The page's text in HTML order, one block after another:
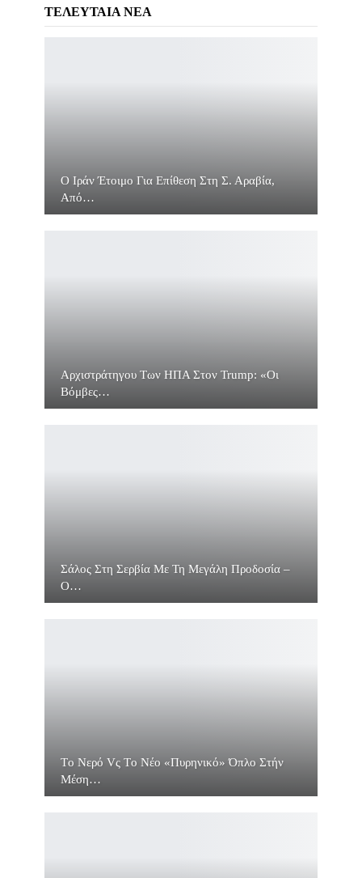
ΤΕΛΕΥΤΑΙΑ ΝΕΑ
O Ιράν Έτοιμο Για Επίθεση Στη Σ. Αραβία,
Από…
Αρχιστράτηγου Των ΗΠΑ Στον Trump: «Οι
Βόμβες…
Σάλος Στη Σερβία Με Τη Μεγάλη Προδοσία –
O…
Τo Νερό Vς Τo Νέο «πυρηνικό» Όπλο Στήν
Μέση…